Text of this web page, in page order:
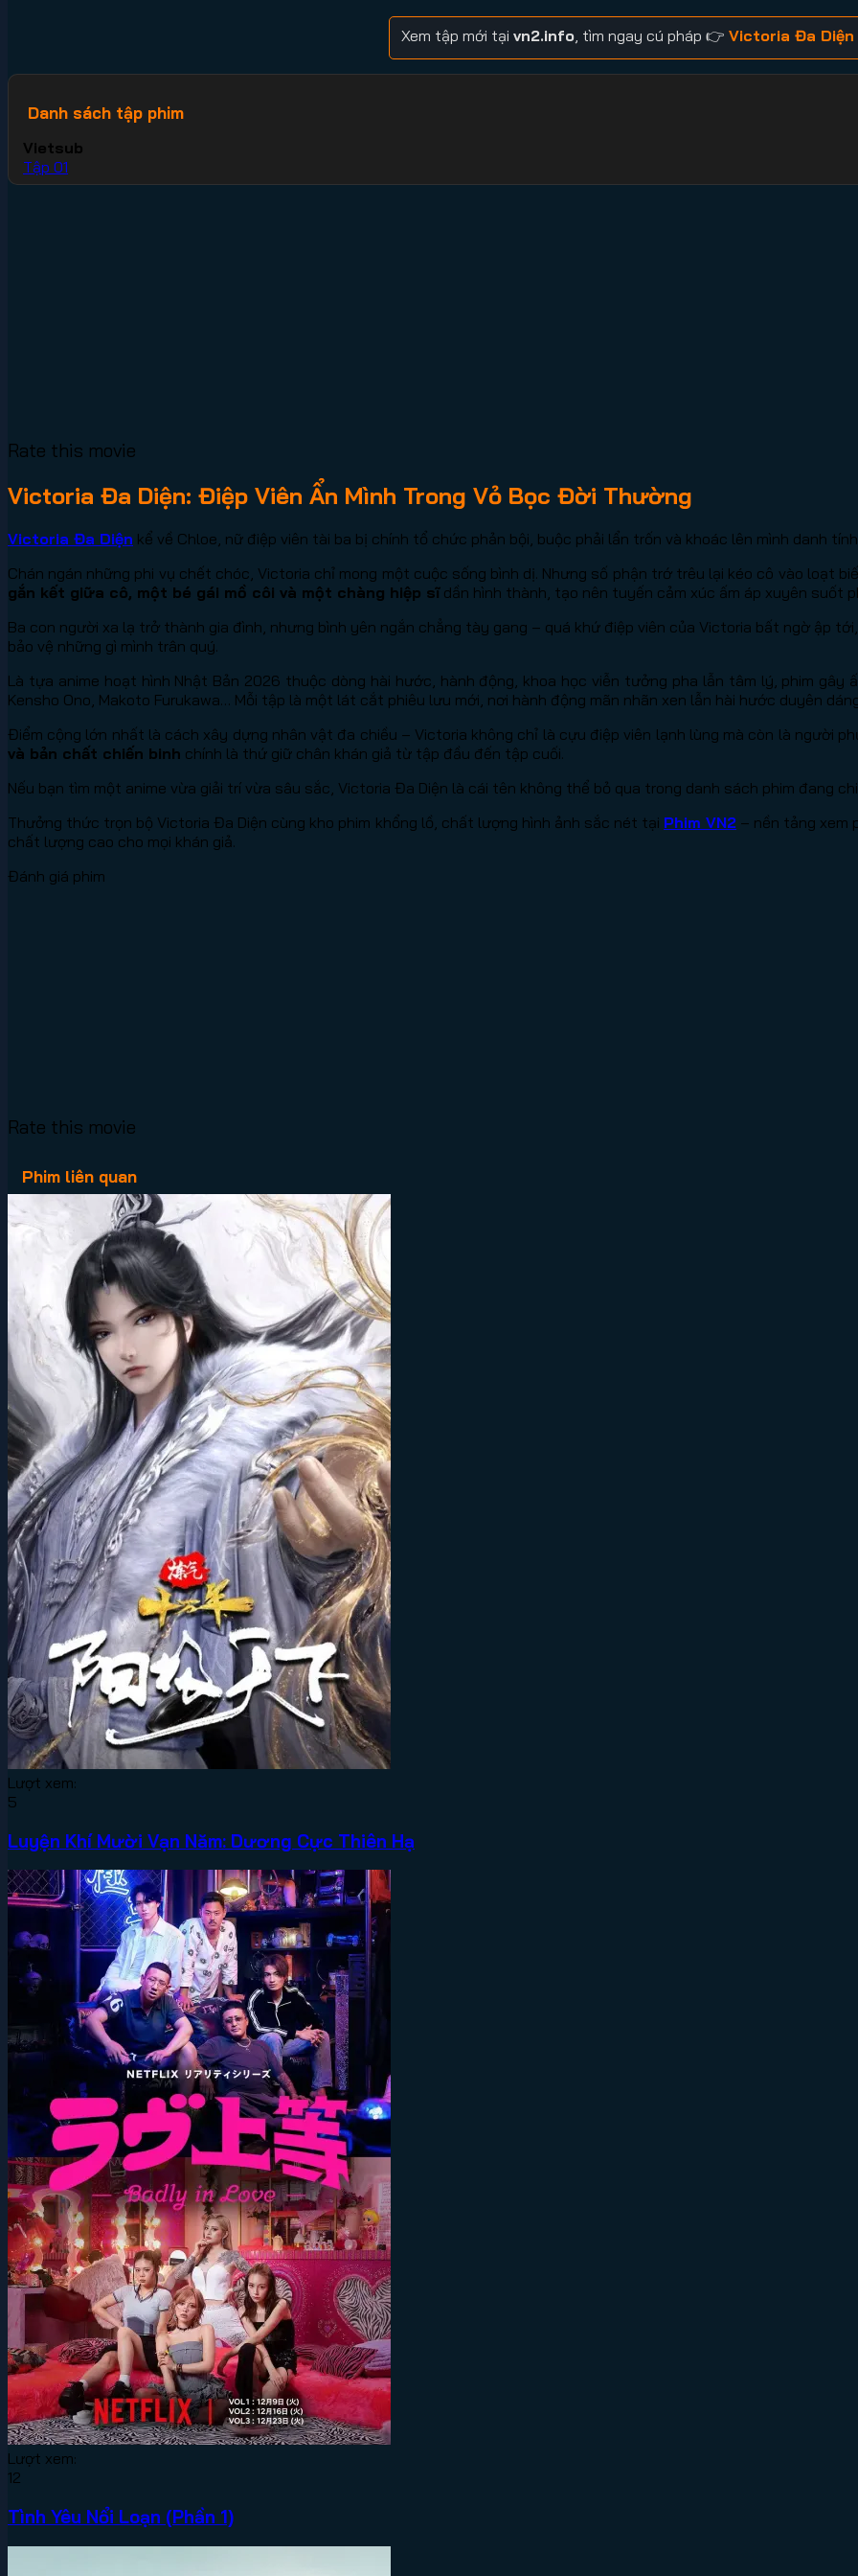
Xem tập mới tại vn2.info , tìm ngay cú pháp 👉 Victoria Đa Diện
Danh sách tập phim
Vietsub
Tập 01
Rate this movie
Victoria Đa Diện: Điệp Viên Ẩn Mình Trong Vỏ Bọc Đời Thường
Victoria Đa Diện kể về Chloe, nữ điệp viên tài ba bị chính tổ chức phản bội, buộc phải lẩn trốn và khoác lên mình danh
Chán ngán những phi vụ chết chóc, Victoria chỉ mong một cuộc sống bình dị. Nhưng số phận trớ trêu lại kéo cô vào loạt
gắn kết giữa cô, một bé gái mồ côi và một chàng hiệp sĩdần hình thành, tạo nên tuyến cảm xúc ấm áp xuyên suốt
Ba con người xa lạ trở thành gia đình, nhưng bình yên ngắn chẳng tày gang – quá khứ điệp viên của Victoria bất ngờ ập
bảo vệ những gì mình trân quý.
Là tựa anime hoạt hình Nhật Bản 2026 thuộc dòng hài hước, hành động, khoa học viễn tưởng pha lẫn tâm lý, phim gây
Kensho Ono, Makoto Furukawa… Mỗi tập là một lát cắt phiêu lưu mới, nơi hành động mãn nhãn xen lẫn hài hước duyên
Điểm cộng lớn nhất là cách xây dựng nhân vật đa chiều – Victoria không chỉ là cựu điệp viên lạnh lùng mà còn là người
và bản chất chiến binh chính là thứ giữ chân khán giả từ tập đầu đến tập cuối.
Nếu bạn tìm một anime vừa giải trí vừa sâu sắc, Victoria Đa Diện là cái tên không thể bỏ qua trong danh sách phim đang
Thưởng thức trọn bộ Victoria Đa Diện cùng kho phim khổng lồ, chất lượng hình ảnh sắc nét tại Phim VN2 – nền tảng xem
chất lượng cao cho mọi khán giả.
Đánh giá phim
Rate this movie
Phim liên quan
Lượt xem:
5
Luyện Khí Mười Vạn Năm: Dương Cực Thiên Hạ
Lượt xem:
12
Tình Yêu Nổi Loạn (Phần 1)